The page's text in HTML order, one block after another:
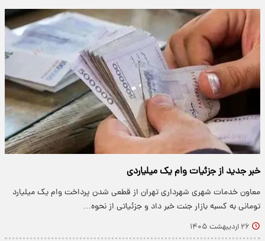
خبر جدید از جزئیات وام یک میلیاردی
معاون خدمات شهری شهرداری تهران از قطعی شدن پرداخت وام یک میلیارد
تومانی به کسبه بازار جنت خبر داد و جزئیاتی از نحوه…
۲۶ اردیبهشت ۱۴۰۵